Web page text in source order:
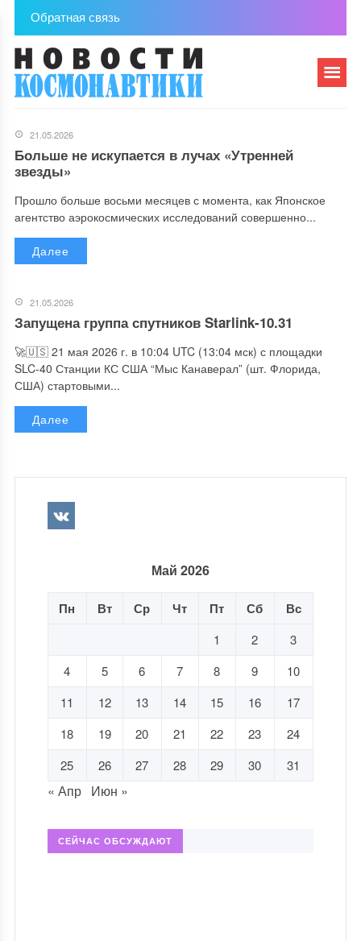
Обратная связь
21.05.2026
Больше не искупается в лучах «Утренней
звезды»
Прошло больше восьми месяцев с момента, как Японское
агентство аэрокосмических исследований совершенно...
Далее
21.05.2026
Запущена группа спутников Starlink-10.31
🚀🇺🇸 21 мая 2026 г. в 10:04 UTC (13:04 мск) с площадки
SLC-40 Станции КС США “Мыс Канаверал” (шт. Флорида,
США) стартовыми...
Далее
Май 2026
Пн Вт Ср Чт Пт Сб Вс
1 2
3
4
5 6 7 8 9
10
11
12 13 14 15 16
17
18
19 20 21 22 23
24
25
26 27 28 29 30 31
« Апр Июн »
СЕЙЧАС ОБСУЖДАЮТ